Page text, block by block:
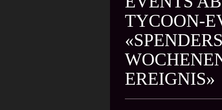
TYCOON-
EREIGNIS»